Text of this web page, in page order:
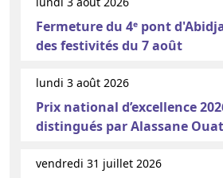
Fermeture du 4ᵉ pont
des festivités du 7 août
lundi 3 août 2026
Prix national d’excellence
distingués par Alassane
vendredi 31 juillet 2026